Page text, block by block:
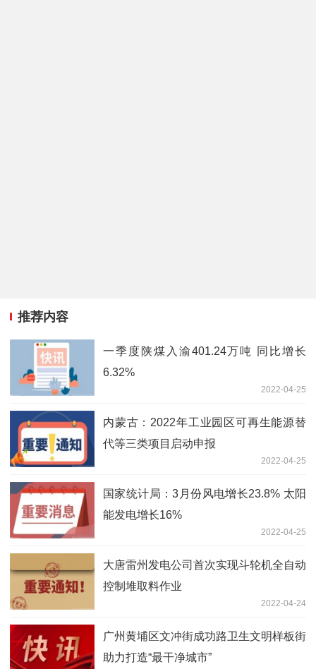
推荐内容
一季度陕煤入渝401.24万吨 同比增长
6.32%
2022-04-25
内蒙古：2022年工业园区可再生能源替
代等三类项目启动申报
2022-04-25
国家统计局：3月份风电增长23.8% 太阳
能发电增长16%
2022-04-25
大唐雷州发电公司首次实现斗轮机全自动
控制堆取料作业
2022-04-24
广州黄埔区文冲街成功路卫生文明样板街
助力打造“最干净城市”